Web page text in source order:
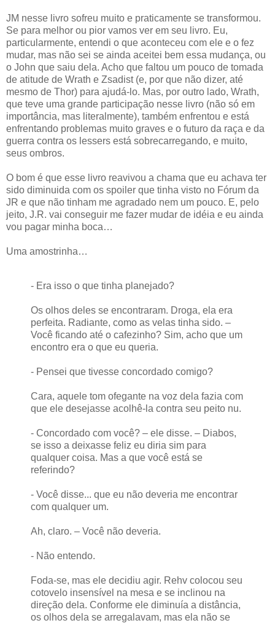
JM nesse livro sofreu muito e praticamente se transformou.
Se para melhor ou pior vamos ver em seu livro. Eu,
particularmente, entendi o que aconteceu com ele e o fez
mudar, mas não sei se ainda aceitei bem essa mudança, ou
o John que saiu dela. Acho que faltou um pouco de tomada
de atitude de Wrath e Zsadist (e, por que não dizer, até
mesmo de Thor) para ajudá-lo. Mas, por outro lado, Wrath,
que teve uma grande participação nesse livro (não só em
importância, mas literalmente), também enfrentou e está
enfrentando problemas muito graves e o futuro da raça e da
guerra contra os lessers está sobrecarregando, e muito,
seus ombros.
O bom é que esse livro reavivou a chama que eu achava ter
sido diminuida com os spoiler que tinha visto no Fórum da
JR e que não tinham me agradado nem um pouco. E, pelo
jeito, J.R. vai conseguir me fazer mudar de idéia e eu ainda
vou pagar minha boca…
Uma amostrinha…
- Era isso o que tinha planejado?
Os olhos deles se encontraram. Droga, ela era
perfeita. Radiante, como as velas tinha sido. –
Você ficando até o cafezinho? Sim, acho que um
encontro era o que eu queria.
- Pensei que tivesse concordado comigo?
Cara, aquele tom ofegante na voz dela fazia com
que ele desejasse acolhê-la contra seu peito nu.
- Concordado com você? – ele disse. – Diabos,
se isso a deixasse feliz eu diria sim para
qualquer coisa. Mas a que você está se
referindo?
- Você disse... que eu não deveria me encontrar
com qualquer um.
Ah, claro. – Você não deveria.
- Não entendo.
Foda-se, mas ele decidiu agir. Rehv colocou seu
cotovelo insensível na mesa e se inclinou na
direção dela. Conforme ele diminuía a distância,
os olhos dela se arregalavam, mas ela não se